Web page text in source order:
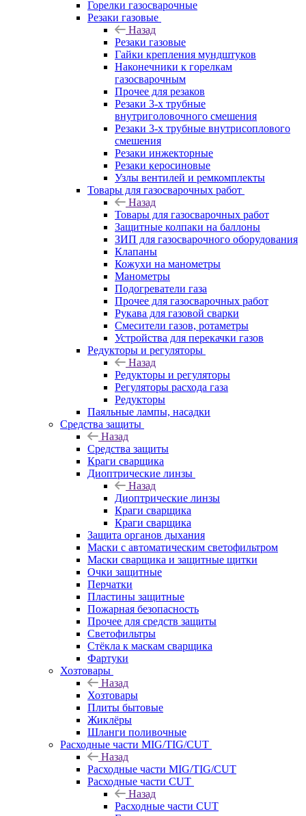
Горелки газосварочные
Резаки газовые
Назад
Резаки газовые
Гайки крепления мундштуков
Наконечники к горелкам
газосварочным
Прочее для резаков
Резаки 3-х трубные
внутриголовочного смешения
Резаки 3-х трубные внутрисоплового
смешения
Резаки инжекторные
Резаки керосиновые
Узлы вентилей и ремкомплекты
Товары для газосварочных работ
Назад
Товары для газосварочных работ
Защитные колпаки на баллоны
ЗИП для газосварочного оборудования
Клапаны
Кожухи на манометры
Манометры
Подогреватели газа
Прочее для газосварочных работ
Рукава для газовой сварки
Смесители газов, ротаметры
Устройства для перекачки газов
Редукторы и регуляторы
Назад
Редукторы и регуляторы
Регуляторы расхода газа
Редукторы
Паяльные лампы, насадки
Средства защиты
Назад
Средства защиты
Краги сварщика
Диоптрические линзы
Назад
Диоптрические линзы
Краги сварщика
Краги сварщика
Защита органов дыхания
Маски с автоматическим светофильтром
Маски сварщика и защитные щитки
Очки защитные
Перчатки
Пластины защитные
Пожарная безопасность
Прочее для средств защиты
Светофильтры
Стёкла к маскам сварщика
Фартуки
Хозтовары
Назад
Хозтовары
Плиты бытовые
Жиклёры
Шланги поливочные
Расходные части MIG/TIG/CUT
Назад
Расходные части MIG/TIG/CUT
Расходные части CUT
Назад
Расходные части CUT